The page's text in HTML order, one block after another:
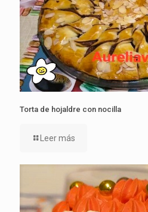
Torta de hojaldre con nocilla
Leer más